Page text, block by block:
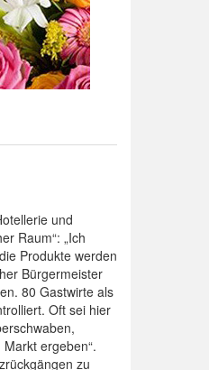
und
Raum“: „Ich
Produkte werden
Bürgermeister
80 Gastwirte als
Oft sei hier
ergeben“.
zu